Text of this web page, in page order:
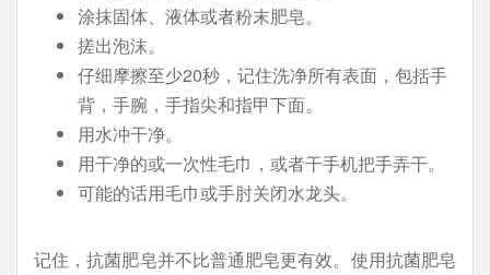
涂抹固体、液体或者粉末肥皂。
搓出泡沫。
仔细摩擦至少20秒，记住洗净所有表面，包括手
背，手腕，手指尖和指甲下面。
用水冲干净。
用干净的或一次性毛巾，或者干手机把手弄干。
可能的话用毛巾或手肘关闭水龙头。
记住，抗菌肥皂并不比普通肥皂更有效。使用抗菌肥皂